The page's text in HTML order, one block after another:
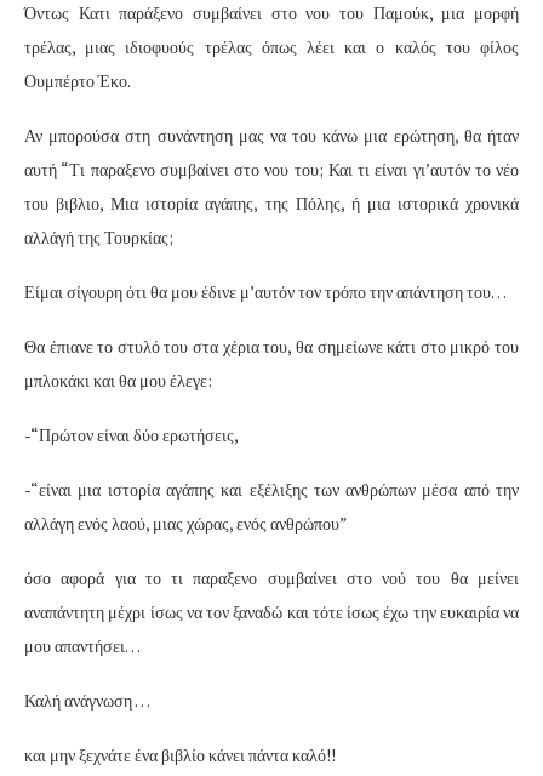
Όντως Κατι παράξενο συμβαίνει στο νου του Παμούκ, μια μορφή
τρέλας, μιας ιδιοφυούς τρέλας όπως λέει και ο καλός του φίλος
Ουμπέρτο Έκο.
Αν μπορούσα στη συνάντηση μας να του κάνω μια ερώτηση, θα ήταν
αυτή “Τι παραξενο συμβαίνει στο νου του; Και τι είναι γι’αυτόν το νέο
του βιβλιο, Μια ιστορία αγάπης, της Πόλης, ή μια ιστορικά χρονικά
αλλάγή της Τουρκίας;
Είμαι σίγουρη ότι θα μου έδινε μ’αυτόν τον τρόπο την απάντηση του…
Θα έπιανε το στυλό του στα χέρια του, θα σημείωνε κάτι στο μικρό του
μπλοκάκι και θα μου έλεγε:
-“Πρώτον είναι δύο ερωτήσεις,
-“είναι μια ιστορία αγάπης και εξέλιξης των ανθρώπων μέσα από την
αλλάγη ενός λαού, μιας χώρας, ενός ανθρώπου”
όσο αφορά για το τι παραξενο συμβαίνει στο νού του θα μείνει
αναπάντητη μέχρι ίσως να τον ξαναδώ και τότε ίσως έχω την ευκαιρία να
μου απαντήσει…
Καλή ανάγνωση …
και μην ξεχνάτε ένα βιβλίο κάνει πάντα καλό!!